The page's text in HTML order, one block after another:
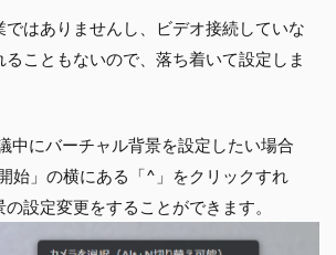
ではありませんし、ビデオ接続していな
こともないので、落ち着いて設定しま
中にバーチャル背景を設定したい場合
始」の横にある「^」をクリックすれ
設定変更をすることができます。